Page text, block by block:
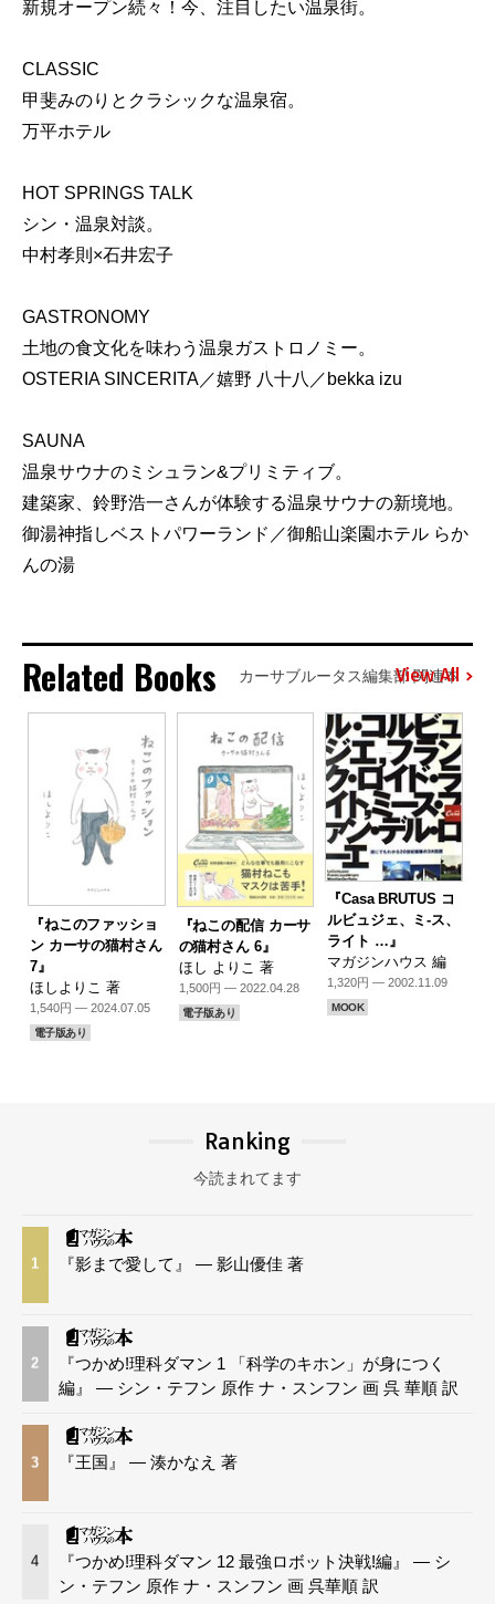
新規オープン続々！今、注目したい温泉街。
CLASSIC
甲斐みのりとクラシックな温泉宿。
万平ホテル
HOT SPRINGS TALK
シン・温泉対談。
中村孝則×石井宏子
GASTRONOMY
土地の食文化を味わう温泉ガストロノミー。
OSTERIA SINCERITA／嬉野 八十八／bekka izu
SAUNA
温泉サウナのミシュラン&プリミティブ。
建築家、鈴野浩一さんが体験する温泉サウナの新境地。
御湯神指しベストパワーランド／御船山楽園ホテル らか
んの湯
Related Books カーサブルータス編集部 関連本
View All
『ねこのファッショ
ン カーサの猫村さん
7』
ほしよりこ 著
1,540円 — 2024.07.05
電子版あり
『ねこの配信 カーサ
の猫村さん 6』
ほし よりこ 著
1,500円 — 2022.04.28
電子版あり
『Casa BRUTUS コ
ルビュジェ、ミ-ス、
ライト …』
マガジンハウス 編
1,320円 — 2002.11.09
MOOK
Ranking
今読まれてます
1 『影まで愛して』 — 影山優佳 著
2
『つかめ!理科ダマン 1 「科学のキホン」が身につく
編』 — シン・テフン 原作 ナ・スンフン 画 呉 華順 訳
3 『王国』 — 湊かなえ 著
4
『つかめ!理科ダマン 12 最強ロボット決戦!編』 — シ
ン・テフン 原作 ナ・スンフン 画 呉華順 訳